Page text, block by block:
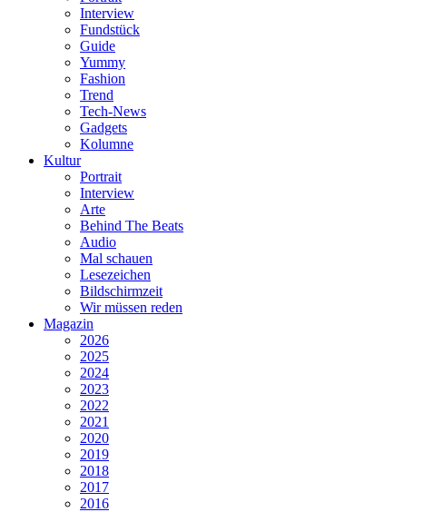
Interview
Fundstück
Guide
Yummy
Fashion
Trend
Tech-News
Gadgets
Kolumne
Kultur
Portrait
Interview
Arte
Behind The Beats
Audio
Mal schauen
Lesezeichen
Bildschirmzeit
Wir müssen reden
Magazin
2026
2025
2024
2023
2022
2021
2020
2019
2018
2017
2016